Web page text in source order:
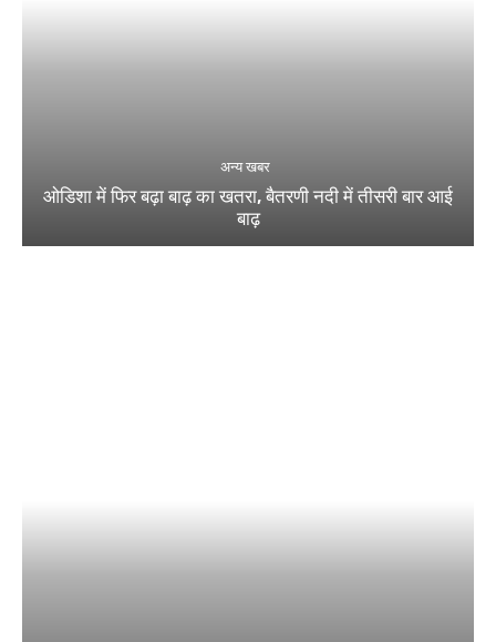
अन्य खबर
ओडिशा में फिर बढ़ा बाढ़ का खतरा, बैतरणी नदी में तीसरी बार आई
बाढ़